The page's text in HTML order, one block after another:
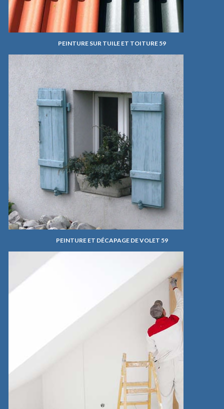
PEINTURE SUR TUILE ET TOITURE 59
PEINTURE ET DÉCAPAGE DE VOLET 59